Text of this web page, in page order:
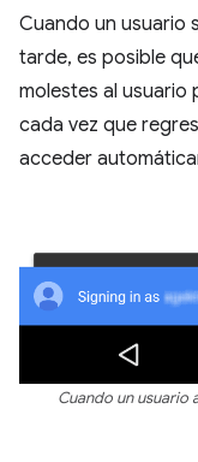
Cuando un usuario
tarde, es posible
molestes al usuario
cada vez que
acceder
Cuando un usuario